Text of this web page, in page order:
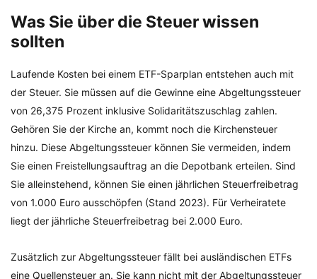
Was Sie über die Steuer wissen
sollten
Laufende Kosten bei einem ETF-Sparplan entstehen auch mit
der Steuer. Sie müssen auf die Gewinne eine Abgeltungssteuer
von 26,375 Prozent inklusive Solidaritätszuschlag zahlen.
Gehören Sie der Kirche an, kommt noch die Kirchensteuer
hinzu. Diese Abgeltungssteuer können Sie vermeiden, indem
Sie einen Freistellungsauftrag an die Depotbank erteilen. Sind
Sie alleinstehend, können Sie einen jährlichen Steuerfreibetrag
von 1.000 Euro ausschöpfen (Stand 2023). Für Verheiratete
liegt der jährliche Steuerfreibetrag bei 2.000 Euro.
Zusätzlich zur Abgeltungssteuer fällt bei ausländischen ETFs
eine Quellensteuer an. Sie kann nicht mit der Abgeltungssteuer